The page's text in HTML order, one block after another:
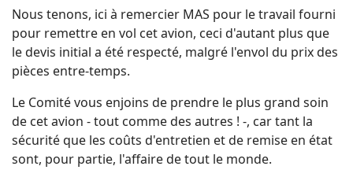
Nous tenons, ici à remercier MAS pour le travail fourni
pour remettre en vol cet avion, ceci d'autant plus que
le devis initial a été respecté, malgré l'envol du prix des
pièces entre-temps.
Le Comité vous enjoins de prendre le plus grand soin
de cet avion - tout comme des autres ! -, car tant la
sécurité que les coûts d'entretien et de remise en état
sont, pour partie, l'affaire de tout le monde.